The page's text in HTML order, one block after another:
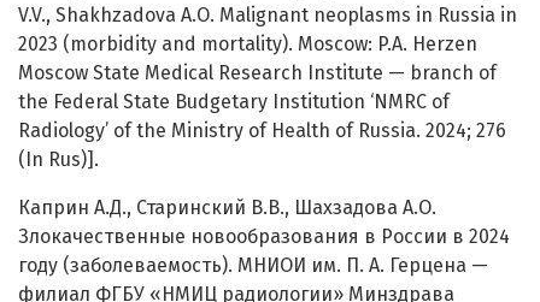
V.V., Shakhzadova A.O. Malignant neoplasms in Russia in
2023 (morbidity and mortality). Moscow: P.A. Herzen
Moscow State Medical Research Institute — branch of
the Federal State Budgetary Institution ‘NMRC of
Radiology’ of the Ministry of Health of Russia. 2024; 276
(In Rus)].
Каприн А.Д., Старинский В.В., Шахзадова А.О.
Злокачественные новообразования в России в 2024
году (заболеваемость). МНИОИ им. П. А. Герцена —
филиал ФГБУ «НМИЦ радиологии» Минздрава